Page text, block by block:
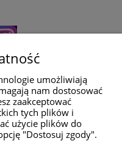
umożliwiają
nam dostosować
zaakceptować
tych plików i
użycie plików do
"Dostosuj zgody".